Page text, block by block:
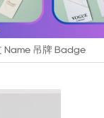
Name 吊牌 Badge